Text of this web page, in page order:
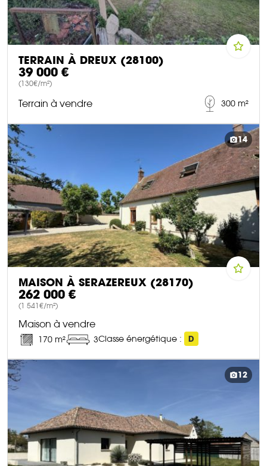
TERRAIN À DREUX (28100)
39 000 €
(130€/m²)
Terrain à vendre 300 m²
DÉCOUVRIR CE BIEN
14
MAISON À SERAZEREUX (28170)
262 000 €
(1 541€/m²)
Maison à vendre
170 m² 3Classe énergétique : D
DÉCOUVRIR CE BIEN
12